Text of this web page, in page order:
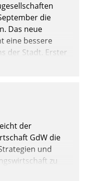
die
Das neue
eine bessere
der Stadt. Erster
API-Hub mit
der
GdW die
und
zu